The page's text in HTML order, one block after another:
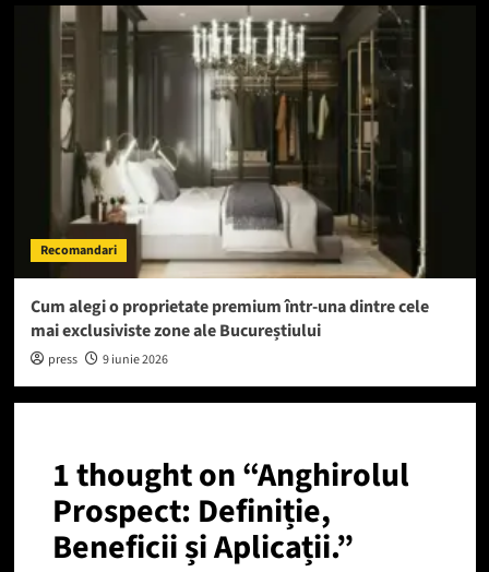
Recomandari
Cum alegi o proprietate premium într-una dintre cele
mai exclusiviste zone ale Bucureștiului
press 9 iunie 2026
1 thought on “Anghirolul
Prospect: Definiție,
Beneficii și Aplicații.”